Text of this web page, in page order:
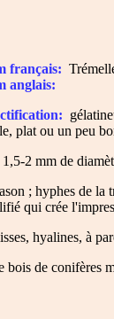
français:
anglais:
plat ou un peu
2 mm de
; hyphes de
qui crée
hyalines, à
bois de conifères